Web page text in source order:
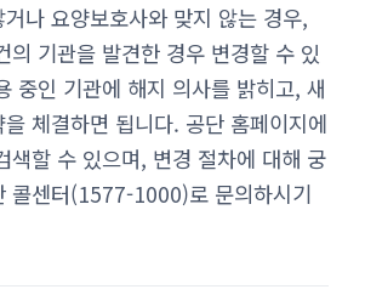
나 요양보호사와 맞지 않는 경우,
의 기관을 발견한 경우 변경할 수 있
중인 기관에 해지 의사를 밝히고, 새
체결하면 됩니다. 공단 홈페이지에
색할 수 있으며, 변경 절차에 대해 궁
콜센터(1577-1000)로 문의하시기